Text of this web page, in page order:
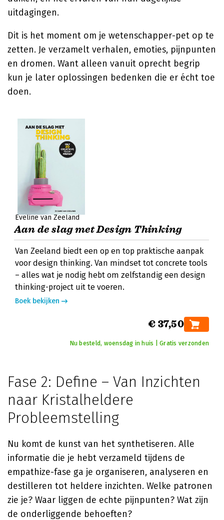
uitdagingen.
Dit is het moment om je wetenschapper-pet op te
zetten. Je verzamelt verhalen, emoties, pijnpunten
en dromen. Want alleen vanuit oprecht begrip
kun je later oplossingen bedenken die er écht toe
doen.
Eveline van Zeeland
Aan de slag met Design Thinking
Van Zeeland biedt een op en top praktische aanpak
voor design thinking. Van mindset tot concrete tools
– alles wat je nodig hebt om zelfstandig een design
thinking-project uit te voeren.
Boek bekijken
€ 37,50
Nu besteld, woensdag in huis | Gratis verzonden
Fase 2: Define – Van Inzichten
naar Kristalheldere
Probleemstelling
Nu komt de kunst van het synthetiseren. Alle
informatie die je hebt verzameld tijdens de
empathize-fase ga je organiseren, analyseren en
destilleren tot heldere inzichten. Welke patronen
zie je? Waar liggen de echte pijnpunten? Wat zijn
de onderliggende behoeften?